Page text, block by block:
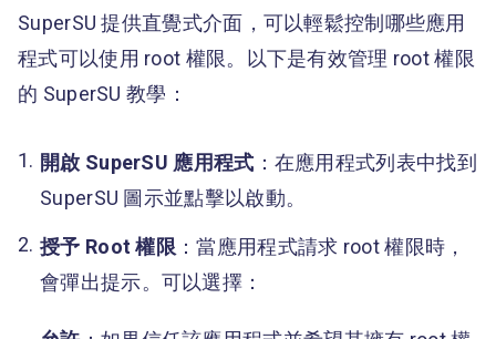
SuperSU 提供直覺式介面，可以輕鬆控制哪些應用
程式可以使用 root 權限。以下是有效管理 root 權限
的 SuperSU 教學：
開啟 SuperSU 應用程式 ：在應用程式列表中找到
SuperSU 圖示並點擊以啟動。
授予 Root 權限 ：當應用程式請求 root 權限時，
會彈出提示。可以選擇：